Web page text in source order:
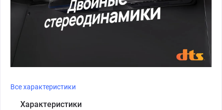
Все характеристики
Характеристики